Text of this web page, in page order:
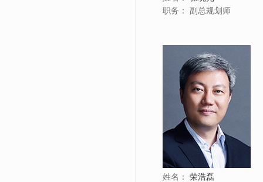
职务：
副总规划师
姓名：
荣浩磊